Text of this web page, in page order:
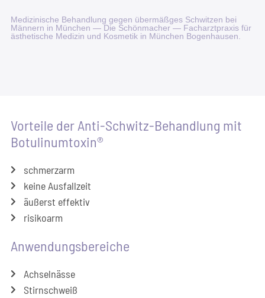
Medi­zi­ni­sche Behand­lung gegen über­mäß­ges Schwit­zen bei
Män­nern in Mün­chen — Die Schön­ma­cher — Fach­arzt­pra­xis für
ästhe­ti­sche Medi­zin und Kos­me­tik in Mün­chen Bogenhausen.
Vor­tei­le der Anti-Schwitz-Behand­lung mit
Botulinumtoxin®
schmerz­arm
kei­ne Ausfallzeit
äußerst effek­tiv
risi­ko­arm
Anwen­dungs­be­rei­che
Ach­sel­näs­se
Stirn­schweiß